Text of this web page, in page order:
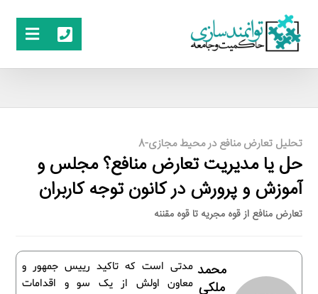
تحلیل تعارض منافع در محیط مجازی-8
حل یا مدیریت تعارض منافع؟ مجلس و
آموزش و پرورش در کانون توجه کاربران
تعارض منافع از قوه مجریه تا قوه مقننه
مدتی است که تاکید رییس جمهور و
معاون اولش از یک سو و اقدامات
محمد
ملکی